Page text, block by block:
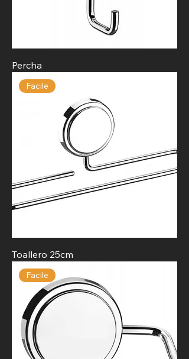
Percha
Facile
Toallero 25cm
Facile